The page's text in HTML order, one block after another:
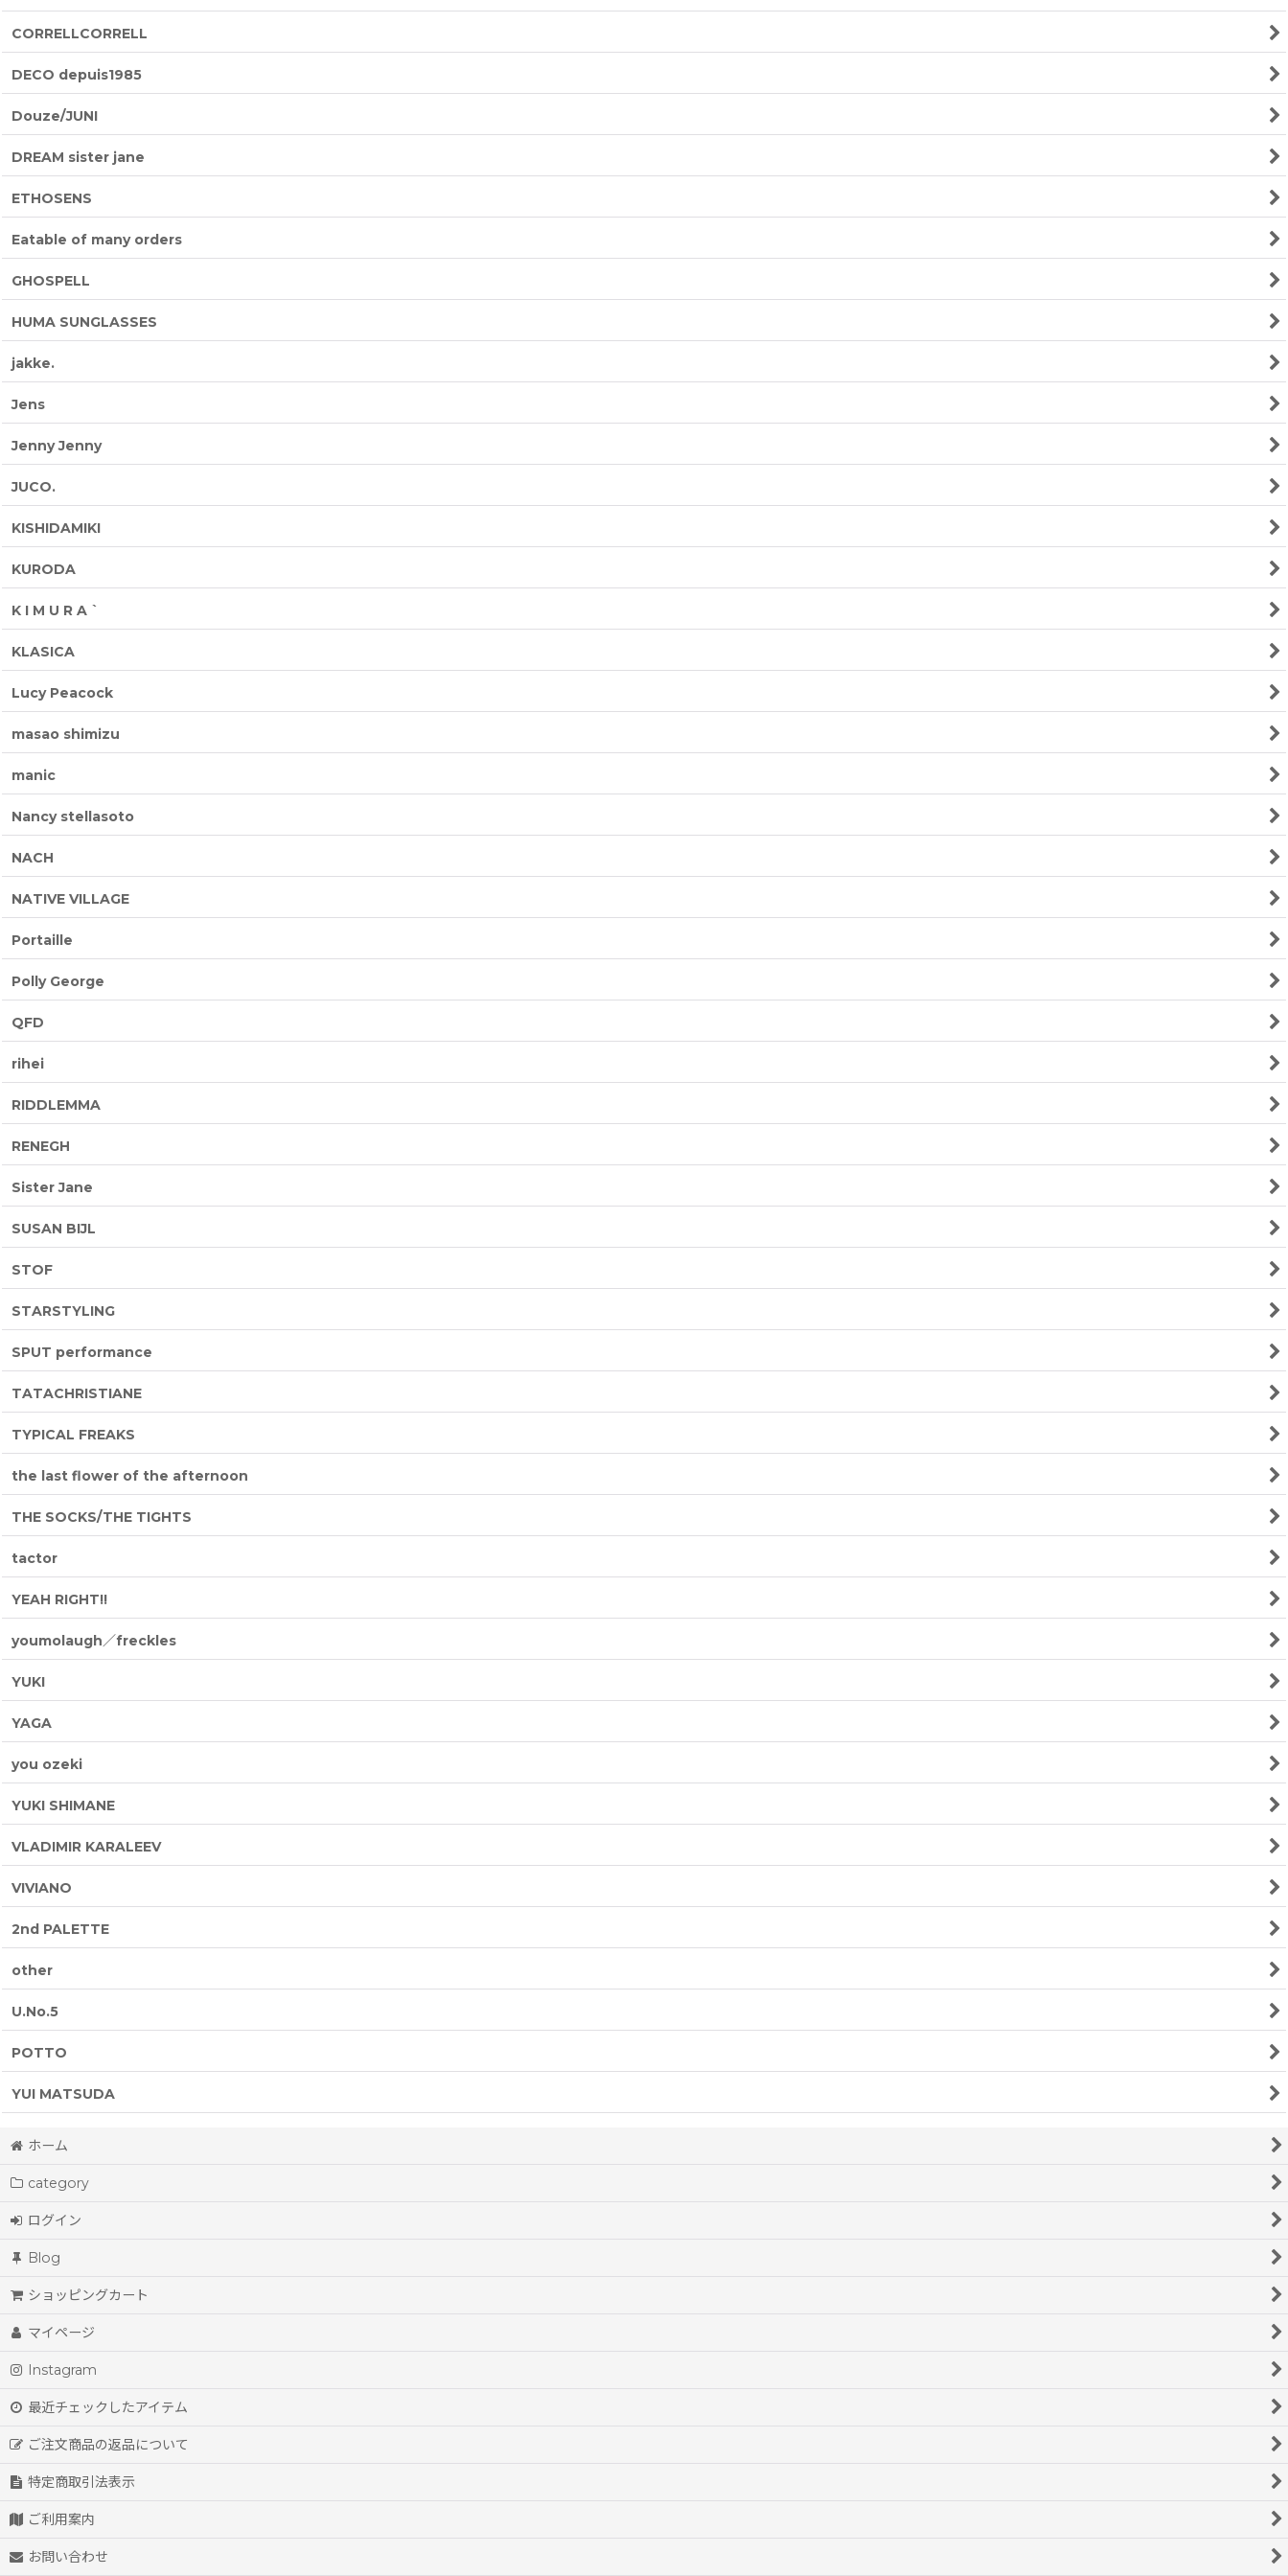
CORRELLCORRELL
DECO depuis1985
Douze/JUNI
DREAM sister jane
ETHOSENS
Eatable of many orders
GHOSPELL
HUMA SUNGLASSES
jakke.
Jens
Jenny Jenny
JUCO.
KISHIDAMIKI
KURODA
K I M U R A `
KLASICA
Lucy Peacock
masao shimizu
manic
Nancy stellasoto
NACH
NATIVE VILLAGE
Portaille
Polly George
QFD
rihei
RIDDLEMMA
RENEGH
Sister Jane
SUSAN BIJL
STOF
STARSTYLING
SPUT performance
TATACHRISTIANE
TYPICAL FREAKS
the last flower of the afternoon
THE SOCKS/THE TIGHTS
tactor
YEAH RIGHT!!
youmolaugh／freckles
YUKI
YAGA
you ozeki
YUKI SHIMANE
VLADIMIR KARALEEV
VIVIANO
2nd PALETTE
other
U.No.5
POTTO
YUI MATSUDA
ホーム
category
ログイン
Blog
ショッピングカート
マイページ
Instagram
最近チェックしたアイテム
ご注文商品の返品について
特定商取引法表示
ご利用案内
お問い合わせ